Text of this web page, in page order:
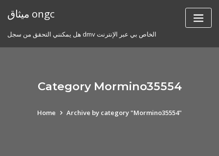
ميثاق ongc
هل يمكنني التحقق من سجل dmv الخاص بي عبر الإنترنت
Category Mormino35554
Home Archive by category "Mormino35554"